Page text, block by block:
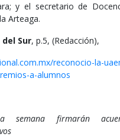
y el secretario de
Arteaga.
del Sur, p.5, (Redacción),
reconocio-la-
a-alumnos
semana firmarán